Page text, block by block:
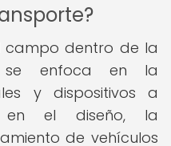
campo dentro de la
se enfoca en la
y dispositivos a
en el diseño, la
de vehículos